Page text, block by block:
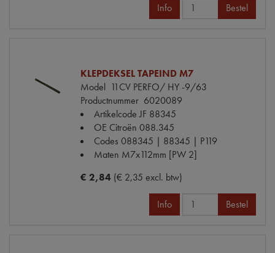
Info Bestel
KLEPDEKSEL TAPEIND M7
Model 11CV PERFO/ HY -9/63
Productnummer 6020089
Artikelcode JF 88345
OE Citroën 088.345
Codes 088345 | 88345 | P119
Maten M7x112mm [PW 2]
€ 2,84 (€ 2,35 excl. btw)
Info Bestel